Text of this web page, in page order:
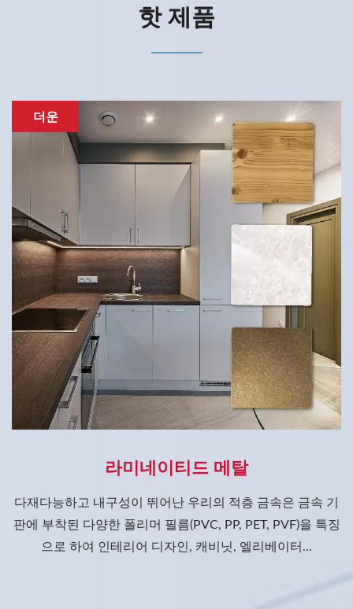
핫 제품
더운
라미네이티드 메탈
다재다능하고 내구성이 뛰어난 우리의 적층 금속은 금속 기
판에 부착된 다양한 폴리머 필름(PVC, PP, PET, PVF)을 특징
으로 하여 인테리어 디자인, 캐비닛, 엘리베이터...